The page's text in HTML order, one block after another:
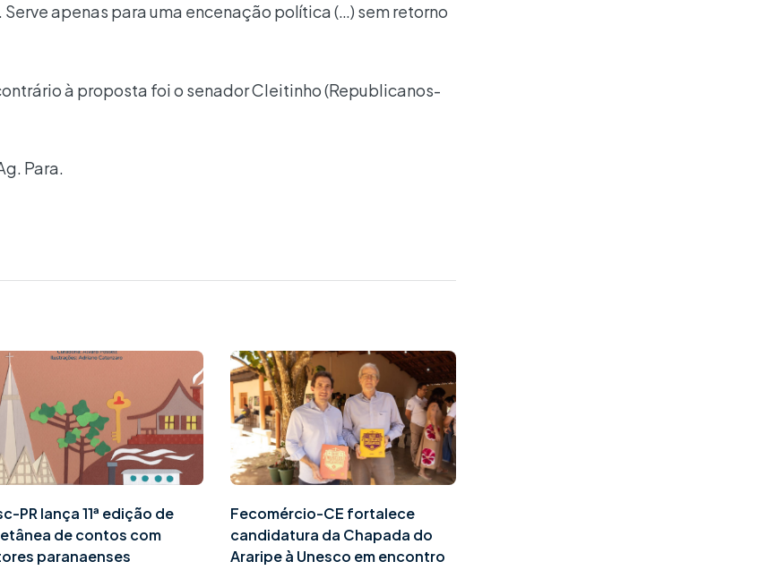
apenas para uma encenação política (…) sem retorno
à proposta foi o senador Cleitinho (Republicanos-
Para.
PR lança 11ª edição de
de contos com
paranaenses
Fecomércio-CE fortalece
candidatura da Chapada do
Araripe à Unesco em encontro